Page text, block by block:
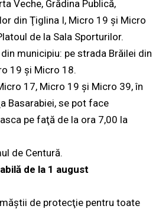
Veche, Grădina Publică,
din Ţiglina I, Micro 19 şi Micro
de la Sala Sporturilor.
municipiu: pe strada Brăilei din
19 şi Micro 18.
17, Micro 19 şi Micro 39, în
Basarabiei, se pot face
pe faţă de la ora 7,00 la
de Centură.
de la 1 august
de protecţie pentru toate